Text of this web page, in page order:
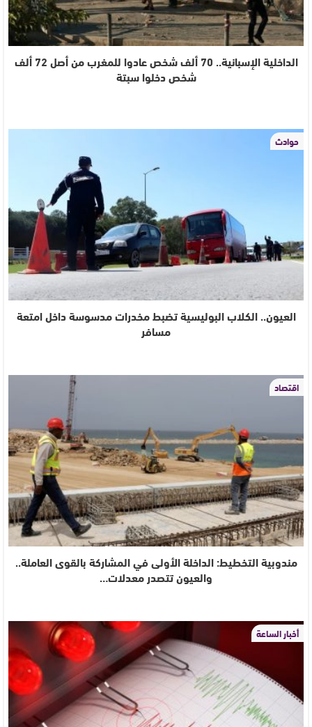
الداخلية الإسبانية.. 70 ألف شخص عادوا للمغرب من أصل 72 ألف
شخص دخلوا سبتة
حوادث
العيون.. الكلاب البوليسية تضبط مخدرات مدسوسة داخل امتعة
مسافر
اقتصاد
مندوبية التخطيط: الداخلة الأولى في المشاركة بالقوى العاملة..
والعيون تتصدر معدلات…
أخبار الساعة